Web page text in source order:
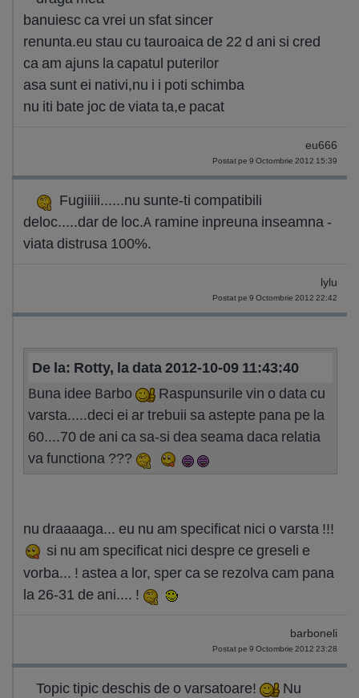
banuiesc ca vrei un sfat sincer
renunta.eu stau cu tauroaica de 22 d ani si cred
ca am ajuns la capatul puterilor
asa sunt ei nativi,nu i i poti schimba
nu iti bate joc de viata ta,e pacat
eu666
Postat pe 9 Octombrie 2012 15:39
Fugiiiii......nu sunte-ti compatibili
deloc.....dar de loc.A ramine inpreuna inseamna -
viata distrusa 100%.
lylu
Postat pe 9 Octombrie 2012 22:42
De la: Rotty, la data 2012-10-09 11:43:40
Buna idee Barbo
Raspunsurile vin o data cu
varsta.....deci ei ar trebuii sa astepte pana pe la
60....70 de ani ca sa-si dea seama daca relatia
va functiona ???
nu draaaaga... eu nu am specificat nici o varsta !!!
si nu am specificat nici despre ce greseli e
vorba... ! astea a lor, sper ca se rezolva cam pana
la 26-31 de ani.... !
barboneli
Postat pe 9 Octombrie 2012 23:28
Topic tipic deschis de o varsatoare!
Nu